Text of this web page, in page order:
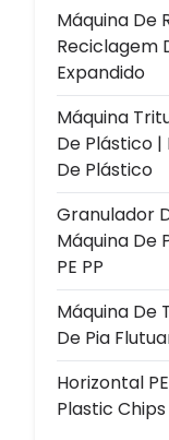
Máquina De
Reciclagem
Expandido
Máquina
De Plástico
De Plástico
Granulador
Máquina De
PE PP
Máquina De
De Pia
Horizontal
Plastic